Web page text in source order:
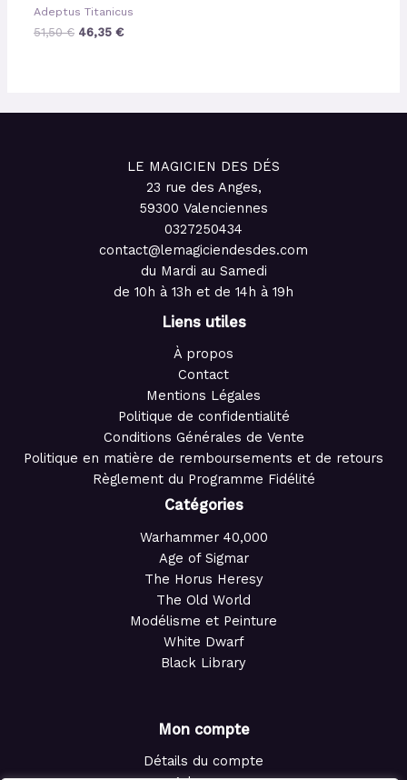
Adeptus Titanicus
51,50€ 46,35€
LE MAGICIEN DES DÉS
23 rue des Anges,
59300 Valenciennes
0327250434
contact@lemagiciendesdes.com
du Mardi au Samedi
de 10h à 13h et de 14h à 19h
Liens utiles
À propos
Contact
Mentions Légales
Politique de confidentialité
Conditions Générales de Vente
Politique en matière de remboursements et de retours
Règlement du Programme Fidélité
Catégories
Warhammer 40,000
Age of Sigmar
The Horus Heresy
The Old World
Modélisme et Peinture
White Dwarf
Black Library
Mon compte
Détails du compte